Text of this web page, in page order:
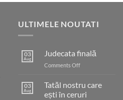
ULTIMELE NOUTATI
03
Aug
Judecata finală
Comments Offon
03
Aug
Tatăl nostru care
ești în ceruri